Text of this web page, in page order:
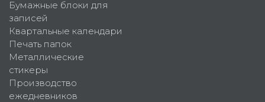
Бумажные блоки для
записей
Квартальные календари
Печать папок
Металлические
стикеры
Производство
ежедневников